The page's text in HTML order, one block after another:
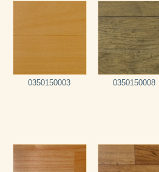
0350150003 0350150008